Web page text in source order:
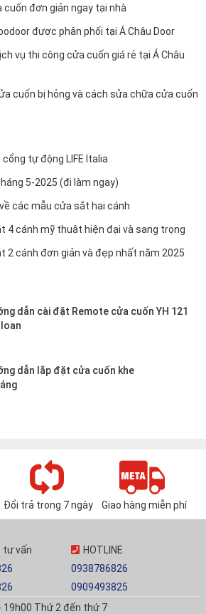
đơn giản ngay tại nhà
được phân phối tại Á Châu Door
vụ thi công cửa cuốn giá rẻ tại Á Châu
cuốn bị hỏng và cách sửa chữa cửa cuốn
tự động LIFE Italia
5-2025 (đi làm ngay)
các mẫu cửa sắt hai cánh
4 cánh mỹ thuật hiện đại và sang trọng
2 cánh đơn giản và đẹp nhất năm 2025
dẫn cài đặt Remote cửa cuốn YH 121
dẫn lắp đặt cửa cuốn khe
Đổi trả trong 7 ngày Giao hàng miễn phí
tư vấn
HOTLINE
0938786826
0909493825
19h00 Thứ 2 đến thứ 7